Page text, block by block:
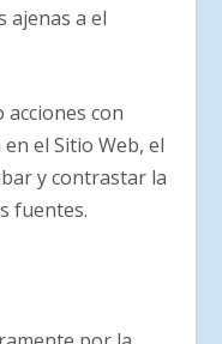
ajenas a el
con
el Sitio Web, el
y contrastar la
fuentes.